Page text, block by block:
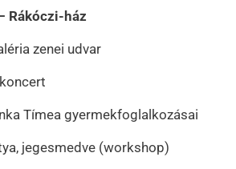
Rákóczi-ház
zenei udvar
Tímea gyermekfoglalkozásai
jegesmedve (workshop)